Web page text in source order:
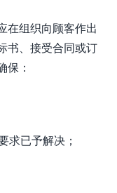
在组织向顾客作出
书、接受合同或订
保：
求已予解决；